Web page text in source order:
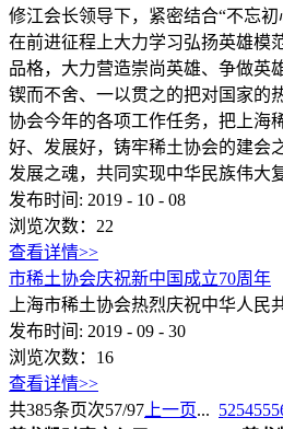
修江会长领导下，紧密结合“不忘初
在前进征程上大力学习弘扬英雄模
品格，大力营造崇尚英雄、争做英
锲而不舍、一以贯之的把对国家的
协会今年的各项工作任务，把上海
好、发展好，铸牢稀土协会的建会
发展之魂，共同实现中华民族伟大
发布时间: 2019 - 10 - 08
浏览次数： 22
查看详情>>
市稀土协会庆祝新中国成立70周年
上海市稀土协会热烈庆祝中华人民
发布时间: 2019 - 09 - 30
浏览次数： 16
查看详情>>
共385条页次57/97 上一页... 525455